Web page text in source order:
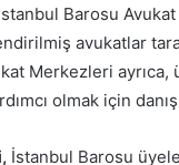
Barosu
avukatlar
Merkezleri
olmak için
İstanbul Barosu